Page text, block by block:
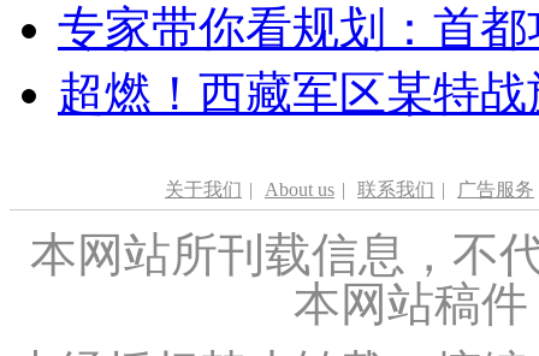
专家带你看规划：首
超燃！西藏军区某特
关于我们 | About us | 联系我们 | 广告服务
本网站所刊载信息，不
本网站稿